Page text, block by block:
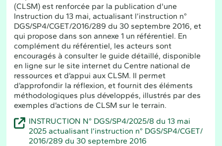
(CLSM) est renforcée par la publication d'une
Instruction du 13 mai, actualisant l’instruction n°
DGS/SP4/CGET/2016/289 du 30 septembre 2016, et
qui propose dans son annexe 1 un référentiel. En
complément du référentiel, les acteurs sont
encouragés à consulter le guide détaillé, disponible
en ligne sur le site internet du Centre national de
ressources et d’appui aux CLSM. Il permet
d’approfondir la réflexion, et fournit des éléments
méthodologiques plus développés, illustrés par des
exemples d’actions de CLSM sur le terrain.
INSTRUCTION N° DGS/SP4/2025/8 du 13 mai
2025 actualisant l’instruction n° DGS/SP4/CGET/
2016/289 du 30 septembre 2016